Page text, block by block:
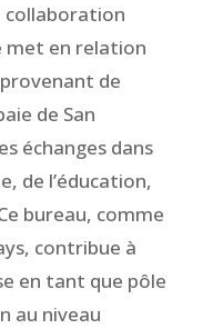
collaboration
met en relation
de
de San
échanges dans
de l’éducation,
bureau, comme
contribue à
en tant que pôle
au niveau